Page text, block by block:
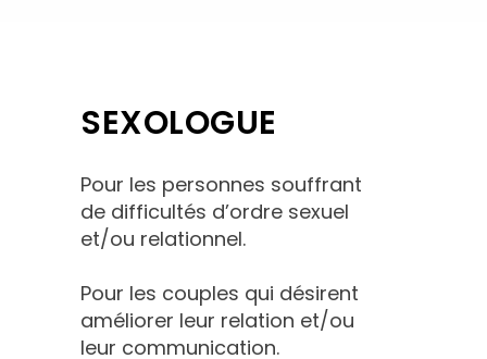
SEXOLOGUE
Pour les personnes souffrant
de difficultés d’ordre sexuel
et/ou relationnel.
Pour les couples qui désirent
améliorer leur relation et/ou
leur communication.